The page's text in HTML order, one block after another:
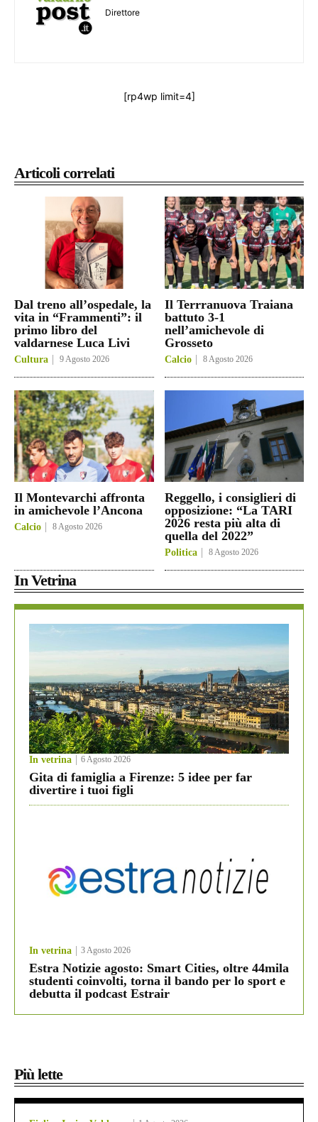
Articoli correlati
Dal treno all’ospedale, la
vita in “Frammenti”: il
primo libro del
valdarnese Luca Livi
Cultura 9 Agosto 2026
Il Terrranuova Traiana
battuto 3-1
nell’amichevole di
Grosseto
Calcio 8 Agosto 2026
Il Montevarchi affronta
in amichevole l’Ancona
Calcio 8 Agosto 2026
Reggello, i consiglieri di
opposizione: “La TARI
2026 resta più alta di
quella del 2022”
Politica 8 Agosto 2026
In Vetrina
In vetrina 6 Agosto 2026
Gita di famiglia a Firenze: 5 idee per far
divertire i tuoi figli
In vetrina 3 Agosto 2026
Estra Notizie agosto: Smart Cities, oltre 44mila
studenti coinvolti, torna il bando per lo sport e
debutta il podcast Estrair
Più lette
Direttore
[rp4wp limit=4]